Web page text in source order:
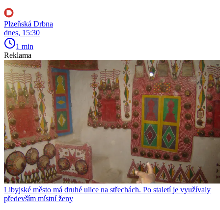
Plzeňská Drbna
dnes, 15:30
1 min
Reklama
Libyjské město má druhé ulice na střechách. Po staletí je využívaly
především místní ženy